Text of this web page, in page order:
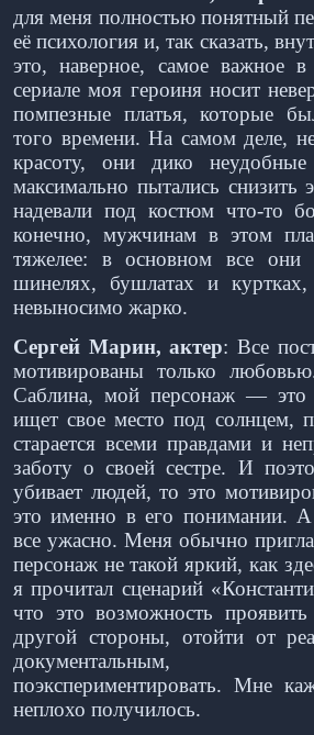
для меня полностью понятный
её психология и, так сказать,
это, наверное, самое важное
сериале моя героиня носит
помпезные платья, которые
того времени. На самом деле,
красоту, они дико
максимально пытались снизить
надевали под костюм что-то
конечно, мужчинам в этом
тяжелее: в основном все они
шинелях, бушлатах и
невыносимо жарко.
Сергей Марин, актер: Все
мотивированы только
Саблина, мой персонаж — это
ищет свое место под солнцем,
старается всеми правдами и
заботу о своей сестре. И
убивает людей, то это
это именно в его понимании. А
все ужасно. Меня обычно
персонаж не такой яркий, как
я прочитал сценарий
что это возможность
другой стороны, отойти от
документальным,
поэкспериментировать. Мне
неплохо получилось.